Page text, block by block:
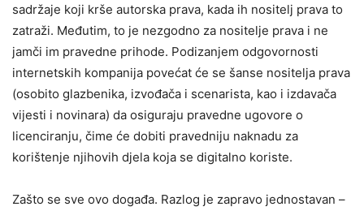
sadržaje koji krše autorska prava, kada ih nositelj prava to
zatraži. Međutim, to je nezgodno za nositelje prava i ne
jamči im pravedne prihode. Podizanjem odgovornosti
internetskih kompanija povećat će se šanse nositelja prava
(osobito glazbenika, izvođača i scenarista, kao i izdavača
vijesti i novinara) da osiguraju pravedne ugovore o
licenciranju, čime će dobiti pravedniju naknadu za
korištenje njihovih djela koja se digitalno koriste.
Zašto se sve ovo događa. Razlog je zapravo jednostavan –